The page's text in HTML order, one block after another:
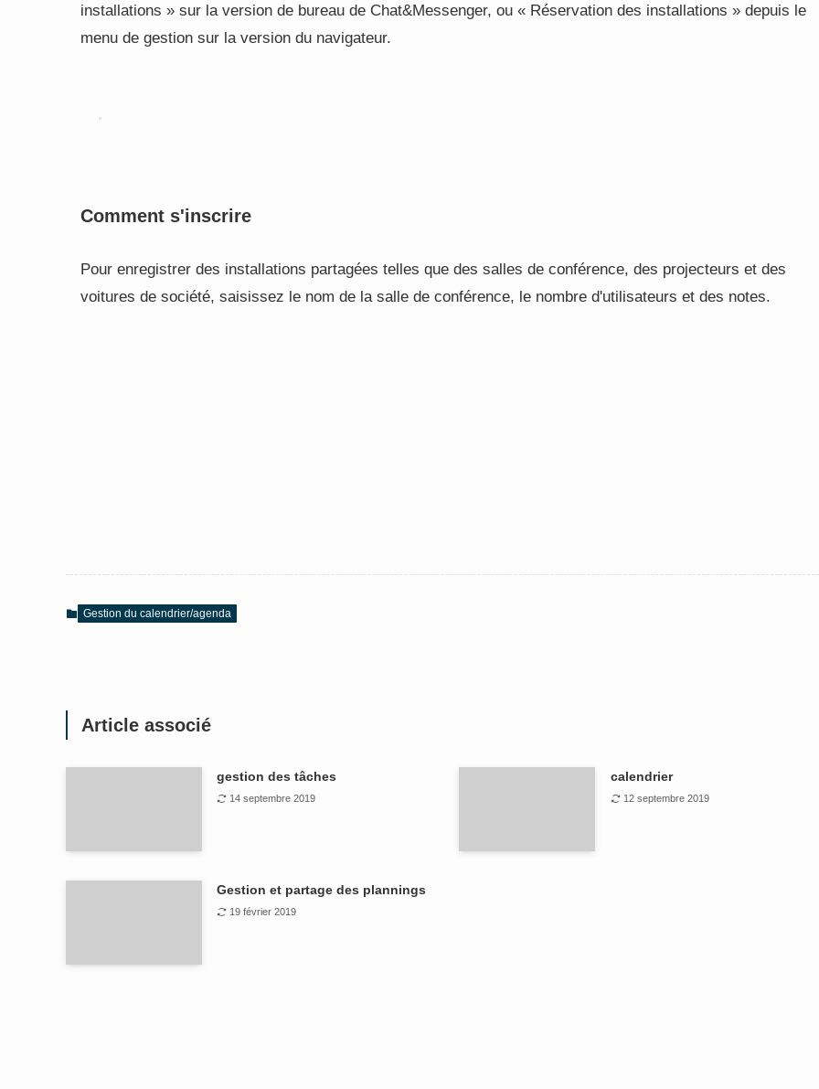
installations » sur la version de bureau de Chat&Messenger, ou « Réservation des installations » depuis le
menu de gestion sur la version du navigateur.
Comment s'inscrire
Pour enregistrer des installations partagées telles que des salles de conférence, des projecteurs et des
voitures de société, saisissez le nom de la salle de conférence, le nombre d'utilisateurs et des notes.
Gestion du calendrier/agenda
Article associé
gestion des tâches
14 septembre 2019
calendrier
12 septembre 2019
Gestion et partage des plannings
19 février 2019